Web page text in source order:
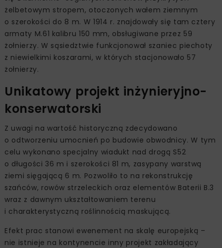
żelbetowym stropem, otoczonych wałem ziemnym
o szerokości do 8 m. W 1914 r. znajdowały się tam cztery
armaty M.61 kalibru 150 mm, obsługiwane przez 59
żołnierzy. W sąsiedztwie funkcjonował szaniec piechoty
z niewielkimi koszarami, w których stacjonowało 57
żołnierzy.
Unikatowy projekt inżynieryjno-
konserwatorski
Z uwagi na wartość historyczną zdecydowano
o odtworzeniu umocnień po budowie obwodnicy. W tym
celu wykonano specjalny wiadukt nad drogą S52
o długości 36 m i szerokości 81 m, zasypany warstwą
ziemi sięgającą 6 m. Pozwoliło to na rekonstrukcję
szańców, rowów strzeleckich oraz elementów Baterii B.3
wraz z dawnym ukształtowaniem terenu
i charakterystyczną roślinnością maskującą.
Efekt prac stanowi ewenement na skalę europejską –
nie istnieje na kontynencie inny projekt zakładający